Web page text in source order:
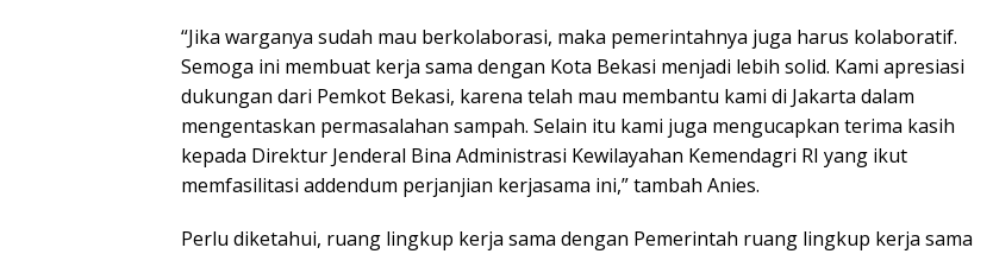
“Jika warganya sudah mau berkolaborasi, maka pemerintahnya juga harus kolaboratif.
Semoga ini membuat kerja sama dengan Kota Bekasi menjadi lebih solid. Kami apresiasi
dukungan dari Pemkot Bekasi, karena telah mau membantu kami di Jakarta dalam
mengentaskan permasalahan sampah. Selain itu kami juga mengucapkan terima kasih
kepada Direktur Jenderal Bina Administrasi Kewilayahan Kemendagri RI yang ikut
memfasilitasi addendum perjanjian kerjasama ini,” tambah Anies.
Perlu diketahui, ruang lingkup kerja sama dengan Pemerintah ruang lingkup kerja sama